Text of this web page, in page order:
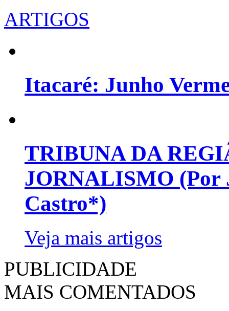
ARTIGOS
Itacaré: Junho
TRIBUNA DA
JORNALISMO (Por
Castro*)
Veja mais artigos
PUBLICIDADE
MAIS COMENTADOS